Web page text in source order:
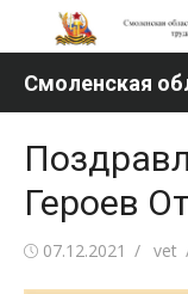
Перейти
содержимому
Героев
Опубликовано
07.12.2021 vet